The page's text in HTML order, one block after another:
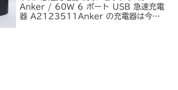
Anker / 60W 6 ポート USB 急速充電
器 A2123511Anker の充電器は今も